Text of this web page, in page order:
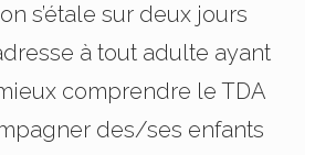
s’étale sur deux jours
à tout adulte ayant
comprendre le TDA
des/ses enfants